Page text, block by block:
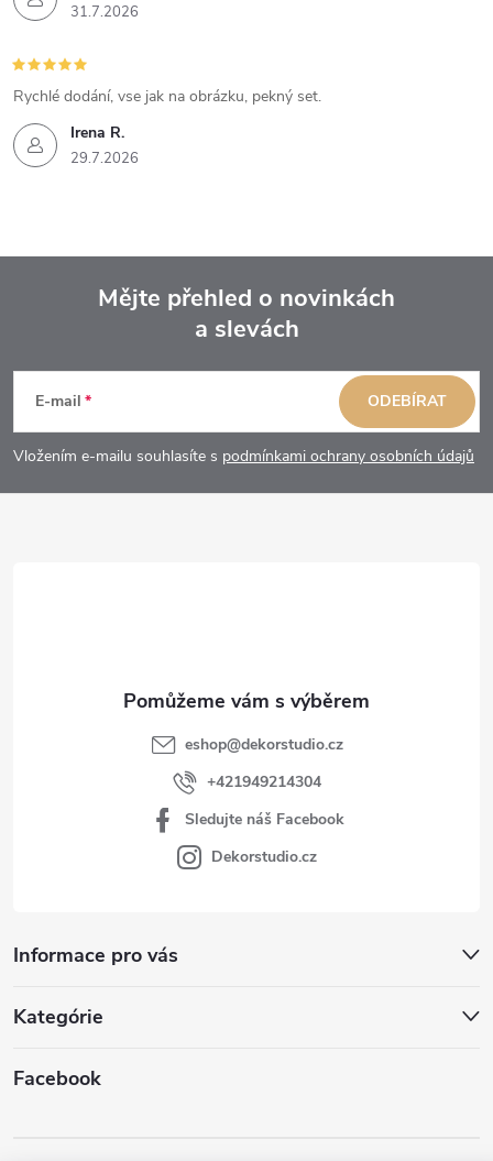
31.7.2026
Irena R.
29.7.2026
Rychlé dodání, vse jak na obrázku, pekný set.
p
a
Mějte přehled o novinkách
a slevách
E-mail
Vložením e-mailu souhlasíte s podmínkami ochrany osobních údajů
ODEBÍRAT
Informace pro vás
Kategórie
Facebook
eshop@dekorstudio.cz
+421949214304
Sledujte náš Facebook
Dekorstudio.cz